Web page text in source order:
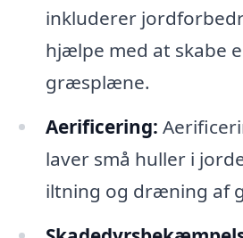
inkluderer
hjælpe med at skabe
græsplæne.
Aerificering:
laver små huller i
iltning og dræning af